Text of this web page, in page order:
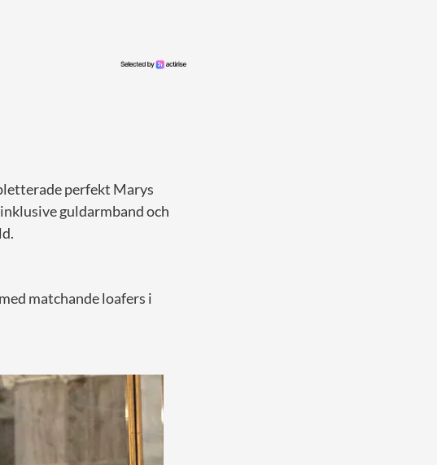
perfekt Marys
guldarmband och
matchande loafers i